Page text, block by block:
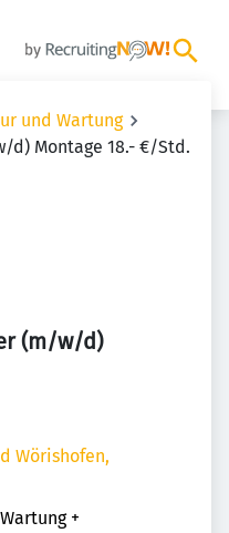
und Wartung
Montage 18.- €/Std.
(m/w/d)
Wörishofen,
+